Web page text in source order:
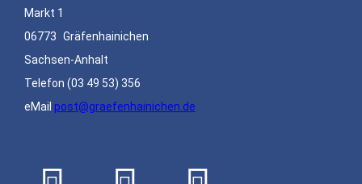
Markt 1
06773 Gräfenhainichen
Sachsen-Anhalt
Telefon (03 49 53) 356
eMail post@graefenhainichen.de